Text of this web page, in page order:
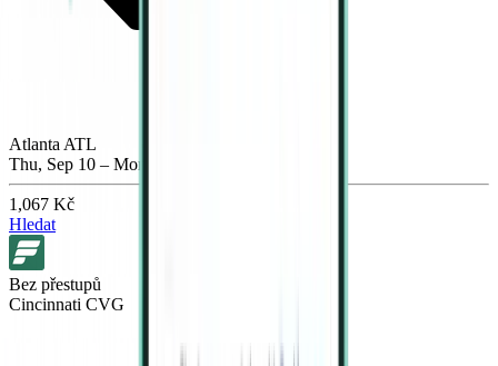
Atlanta ATL
Thu, Sep 10 – Mon, Sep 14
1,067 Kč
Hledat
Bez přestupů
Cincinnati CVG